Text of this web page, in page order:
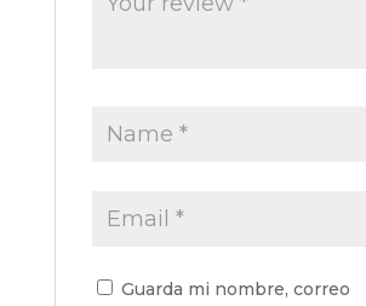
Guarda mi nombre, correo